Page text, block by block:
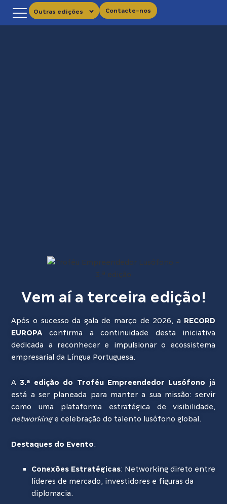
Outras edições Contacte-nos
Vem aí a terceira edição!
Após o sucesso da gala de março de 2026, a RECORD
EUROPAconfirma a continuidade desta iniciativa
dedicada a reconhecer e impulsionar o ecossistema
empresarial da Língua Portuguesa.
A3.ª edição do Troféu Empreendedor Lusófono já
está a ser planeada para manter a sua missão: servir
como uma plataforma estratégica de visibilidade,
networkinge celebração do talento lusófono global.
Destaques do Evento:
Conexões Estratégicas: Networking direto entre
líderes de mercado, investidores e figuras da
diplomacia.